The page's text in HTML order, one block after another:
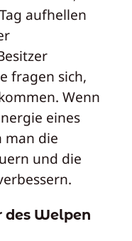
aufhellen
fragen sich,
Wenn
eines
man die
und die
des Welpen